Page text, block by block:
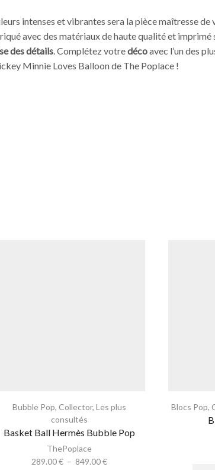
intenses et vibrantes sera la pièce maîtresse de
avec des matériaux de haute qualité et
des détails . Complétez votredécoavec l’un des
Minnie Loves Balloon de The Poplace !
Bubble Pop,Collector,Les plus
consultés
Basket Ball Hermès Bubble Pop
ThePoplace
289.00€ – 849.00€
Blocs Pop,